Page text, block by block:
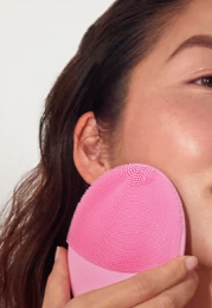
FAQ™ Pure
BREAKING NEWS
issa™ Teeth
Sprache
English
Français
Polski
Türkçe
简